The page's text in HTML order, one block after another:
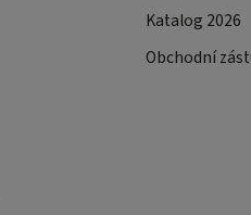
Katalog 2026
Obchodní